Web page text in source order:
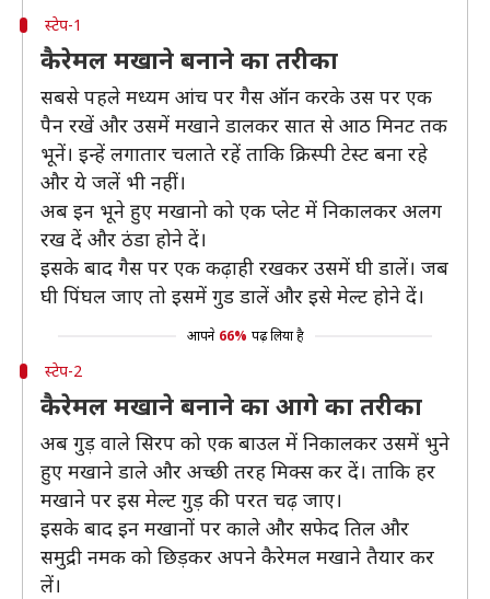
स्टेप-1
कैरेमल मखाने बनाने का तरीका
सबसे पहले मध्यम आंच पर गैस ऑन करके उस पर एक
पैन रखें और उसमें मखाने डालकर सात से आठ मिनट तक
भूनें। इन्हें लगातार चलाते रहें ताकि क्रिस्पी टेस्ट बना रहे
और ये जलें भी नहीं।
अब इन भूने हुए मखानो को एक प्लेट में निकालकर अलग
रख दें और ठंडा होने दें।
इसके बाद गैस पर एक कढ़ाही रखकर उसमें घी डालें। जब
घी पिंघल जाए तो इसमें गुड डालें और इसे मेल्ट होने दें।
आपने 66% पढ़ लिया है
स्टेप-2
कैरेमल मखाने बनाने का आगे का तरीका
अब गुड़ वाले सिरप को एक बाउल में निकालकर उसमें भुने
हुए मखाने डाले और अच्छी तरह मिक्स कर दें। ताकि हर
मखाने पर इस मेल्ट गुड़ की परत चढ़ जाए।
इसके बाद इन मखानों पर काले और सफेद तिल और
समुद्री नमक को छिड़कर अपने कैरेमल मखाने तैयार कर
लें।